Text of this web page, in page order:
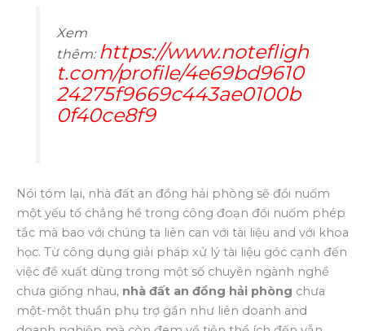
Xem
thêm: https://www.notefligh
t.com/profile/4e69bd9610
24275f9669c443ae0100b
0f40ce8f9
Nói tóm lại, nhà đất an đồng hải phòng sẽ đổi nuốm
một yếu tố chẳng hề trong công đoạn đổi nuốm phép
tắc mà bao với chúng ta liên can với tài liệu and với khoa
học. Từ công dụng giải pháp xử lý tài liệu góc cạnh đến
việc đề xuất dùng trong một số chuyên ngành nghề
chưa giống nhau, nhà đất an đồng hải phòng chưa
một-một thuần phụ trợ gần như liên doanh and